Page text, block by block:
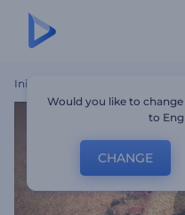
Inicio
Would you like to
to
CHANGE